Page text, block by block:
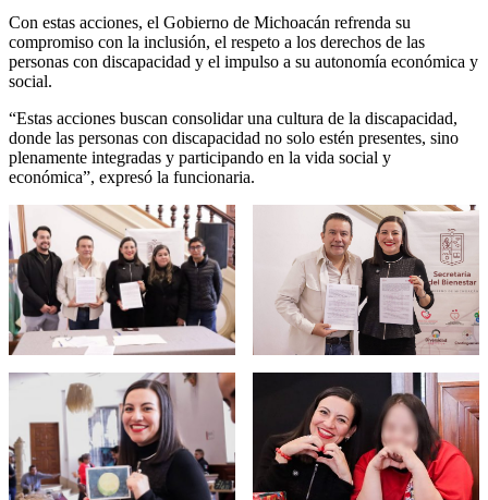
Con estas acciones, el Gobierno de Michoacán refrenda su
compromiso con la inclusión, el respeto a los derechos de las
personas con discapacidad y el impulso a su autonomía económica y
social.
“Estas acciones buscan consolidar una cultura de la discapacidad,
donde las personas con discapacidad no solo estén presentes, sino
plenamente integradas y participando en la vida social y
económica”, expresó la funcionaria.